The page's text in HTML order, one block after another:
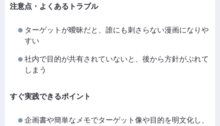
注意点・よくあるトラブル
ターゲットが曖昧だと、誰にも刺さらない漫画になりや
すい
社内で目的が共有されていないと、後から方針がぶれて
しまう
すぐ実践できるポイント
企画書や簡単なメモでターゲット像や目的を明文化し、